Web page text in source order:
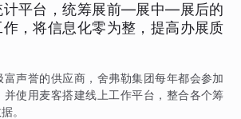
计平台，统筹展前—展中—展后的
，将信息化零为整，提高办展质
声誉的供应商，舍弗勒集团每年都会参加
并使用麦客搭建线上工作平台，整合各个筹
。